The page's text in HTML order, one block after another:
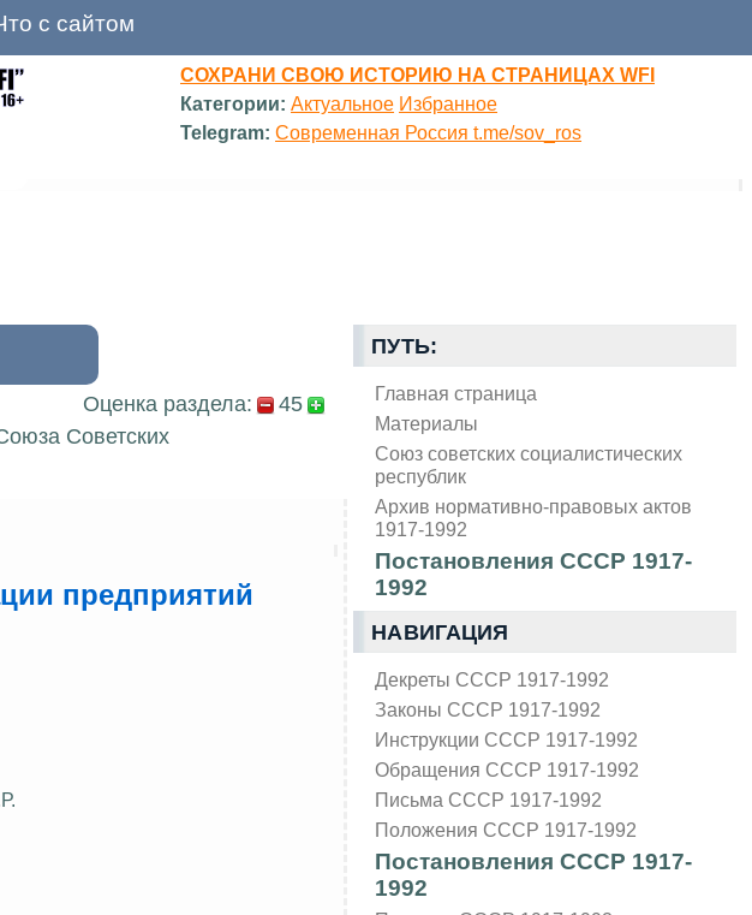
с сайтом
СОХРАНИ СВОЮ ИСТОРИЮ НА СТРАНИЦАХ WFI
Категории: Актуальное Избранное
Telegram: Современная Россия t.me/sov_ros
ПУТЬ:
Главная страница
Материалы
Союз советских социалистических
республик
Архив нормативно-правовых актов
1917-1992
Постановления СССР 1917-
1992
НАВИГАЦИЯ
Декреты СССР 1917-1992
Законы СССР 1917-1992
Инструкции СССР 1917-1992
Обращения СССР 1917-1992
Письма СССР 1917-1992
Положения СССР 1917-1992
Постановления СССР 1917-
1992
Оценка раздела:
45
Советских
предприятий